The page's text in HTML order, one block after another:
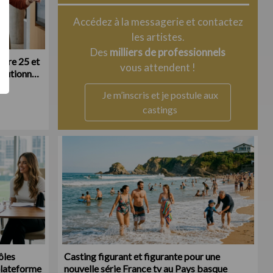
25 et
Accédez à la messagerie et contactez
les artistes.
Des milliers de professionnels
vous attendent !
Je m’inscris et je postule aux
castings
Casting figurant et figurante pour une
nouvelle série France tv au Pays basque